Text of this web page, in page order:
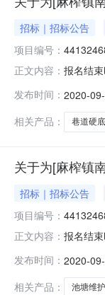
招标｜招标公告
项目编号：
正文内容： 报名结
介服务
楼村小
发布时间： 2020-
相关产品：
巷道硬
关于为[麻榨镇
招标｜招标公告
项目编号：
正文内容： 报名结
介服务
滩村
发布时间： 2020-
相关产品：
池塘维